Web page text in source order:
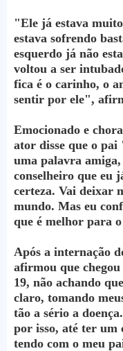
"Ele já estava
estava sofrendo
esquerdo já não
voltou a ser
fica é o carinho, o
sentir por ele",
Emocionado e
ator disse que o
uma palavra
conselheiro que eu
certeza. Vai deixar
mundo. Mas eu
que é melhor para
Após a internação
afirmou que
19, não achando
claro, tomando
tão a sério a
por isso, até ter um
tendo com o meu